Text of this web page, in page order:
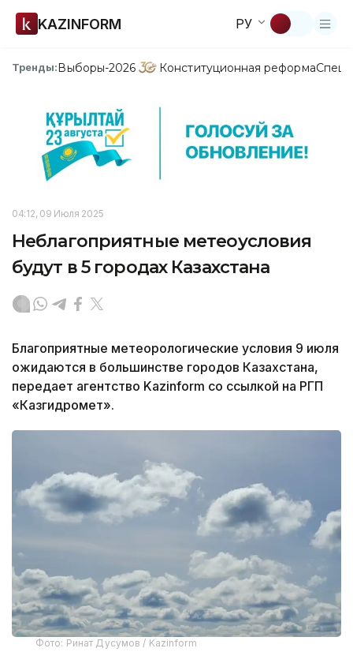
KAZINFORM РУ
Тренды:Выборы-2026 Конституционная реформа
04:12, 09 Июля 2025
Неблагоприятные метеоусловия
будут в 5 городах Казахстана
Благоприятные метеорологические условия 9 июля
ожидаются в большинстве городов Казахстана,
передает агентство Kazinform со ссылкой на РГП
«Казгидромет».
Фото: Ринат Дусумов / Kazinform